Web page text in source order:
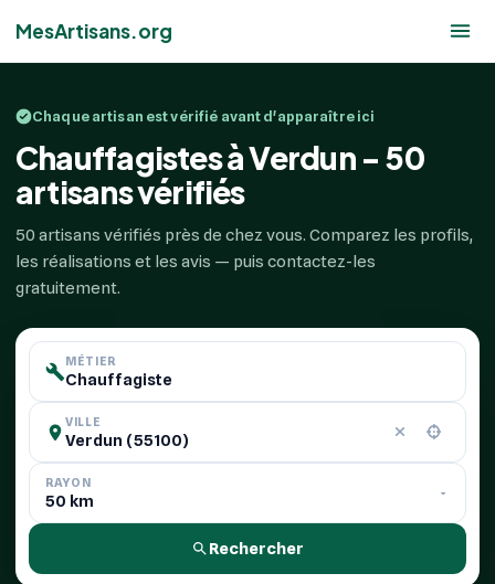
MesArtisans.org
Chaque artisan est vérifié avant d'apparaître ici
Chauffagistes à Verdun - 50
artisans vérifiés
50 artisans vérifiés près de chez vous. Comparez les profils,
les réalisations et les avis — puis contactez-les
gratuitement.
MÉTIER
VILLE
RAYON
Rechercher